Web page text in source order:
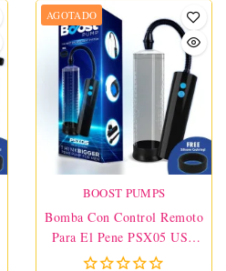
AGOTADO
BOOST PUMPS
Bomba Con Control Remoto
Para El Pene PSX05 USB
Recargable Transparente